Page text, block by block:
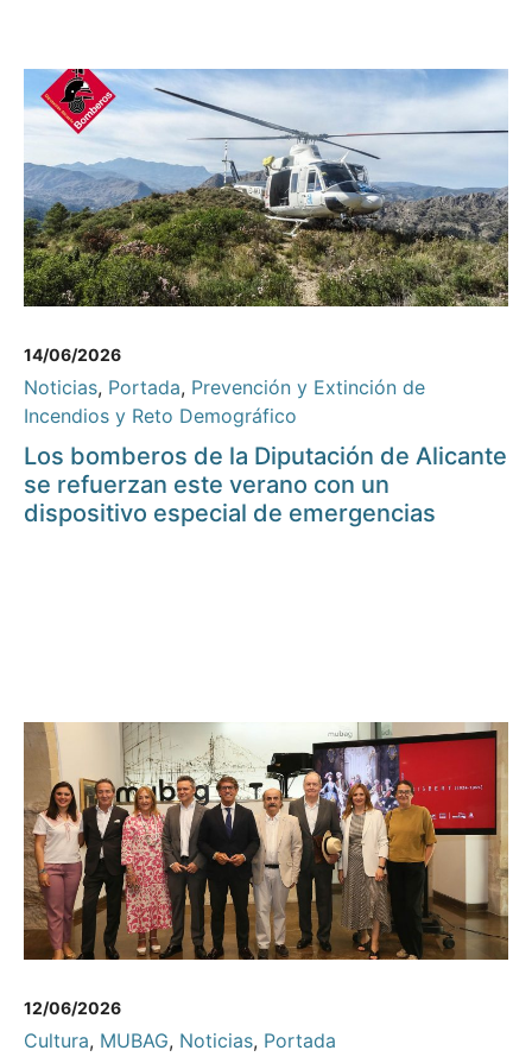
14/06/2026
Noticias, Portada, Prevención y Extinción de
Incendios y Reto Demográfico
Los bomberos de la Diputación de Alicante
se refuerzan este verano con un
dispositivo especial de emergencias
12/06/2026
Cultura, MUBAG, Noticias, Portada